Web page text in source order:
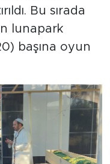
Bu sırada
lunapark
başına oyun